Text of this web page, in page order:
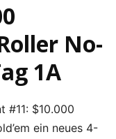
No-
1A
#11: $10.000
ein neues 4-